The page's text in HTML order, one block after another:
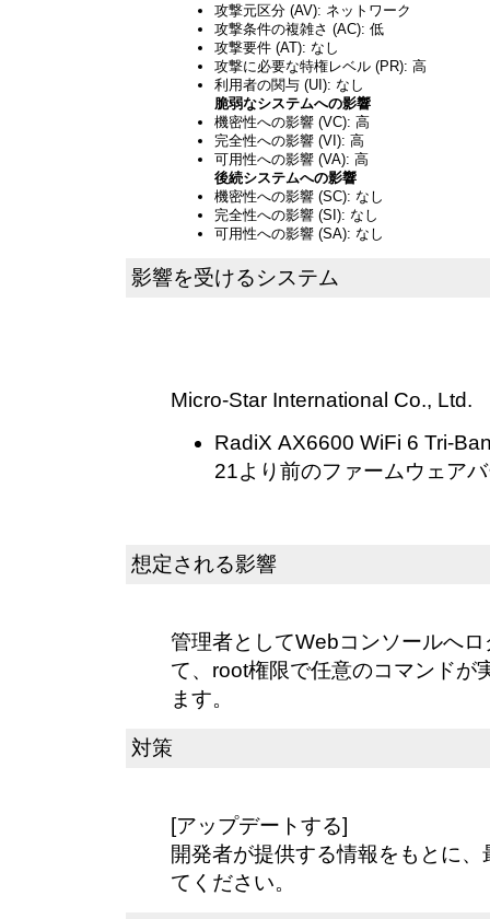
攻撃元区分 (AV): ネットワーク
攻撃条件の複雑さ (AC): 低
攻撃要件 (AT): なし
攻撃に必要な特権レベル (PR): 高
利用者の関与 (UI): なし
脆弱なシステムへの影響
機密性への影響 (VC): 高
完全性への影響 (VI): 高
可用性への影響 (VA): 高
後続システムへの影響
機密性への影響 (SC): なし
完全性への影響 (SI): なし
可用性への影響 (SA): なし
影響を受けるシステム
Micro-Star International Co., Ltd.
RadiX AX6600 WiFi 6 Tri-
21より前のファームウェア
想定される影響
管理者としてWebコンソールへ
て、root権限で任意のコマンドが
ます。
対策
[アップデートする]
開発者が提供する情報をもとに
てください。